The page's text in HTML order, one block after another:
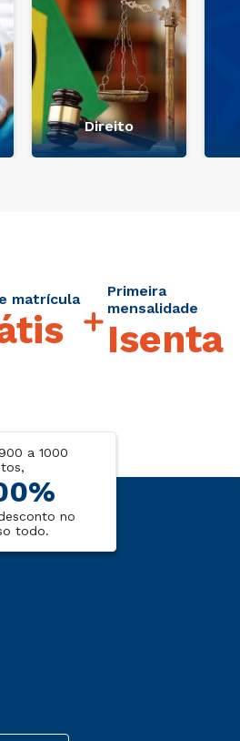
Direito
matrícula
Primeira
mensalidade
Isenta
a 1000
no
todo.